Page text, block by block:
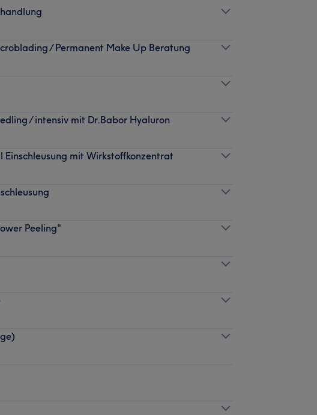
/ Permanent Make Up Beratung
/ intensiv mit Dr.Babor Hyaluron
mit Wirkstoffkonzentrat
Peeling"